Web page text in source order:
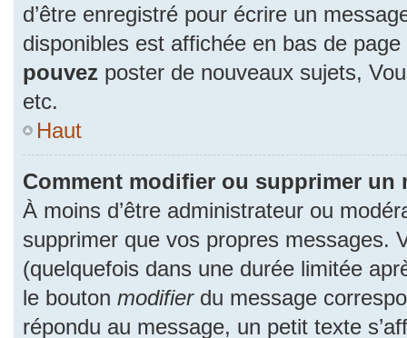
d’être enregistré pour écrire un
disponibles est affichée en bas de
pouvez poster de nouveaux sujets,
etc.
Haut
Comment modifier ou supprimer un
À moins d’être administrateur ou
supprimer que vos propres messages.
(quelquefois dans une durée limitée
le bouton modifierdu message
répondu au message, un petit texte